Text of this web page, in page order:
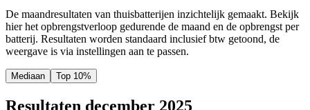
De maandresultaten van thuisbatterijen inzichtelijk gemaakt. Bekijk
hier het opbrengstverloop gedurende de maand en de opbrengst per
batterij. Resultaten worden standaard inclusief btw getoond, de
weergave is via instellingen aan te passen.
Mediaan Top 10%
Resultaten december 2025